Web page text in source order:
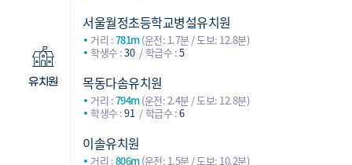
유치원
서울월정초등학교병설유치원
거리 :781m(운전: 1.7분 / 도보: 12.8분)
학생수 :30 학급수 :5
목동다솜유치원
거리 :794m(운전: 2.4분 / 도보: 12.8분)
학생수 :91 학급수 :6
이솔유치원
거리 :806m(운전: 1.5분 / 도보: 10.2분)